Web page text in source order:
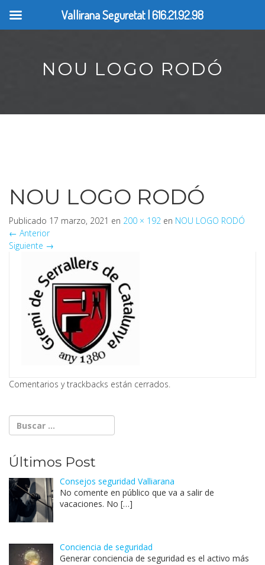
NOU LOGO RODÓ
NOU LOGO RODÓ
Publicado 17 marzo, 2021 en 200 × 192 en NOU LOGO RODÓ
← Anterior
Siguiente →
Comentarios y trackbacks están cerrados.
Últimos Post
Consejos seguridad Valliarana
No comente en público que va a salir de
vacaciones. No […]
Conciencia de seguridad
Generar conciencia de seguridad es el activo más
Vallirana Seguretat | 616.21.92.98